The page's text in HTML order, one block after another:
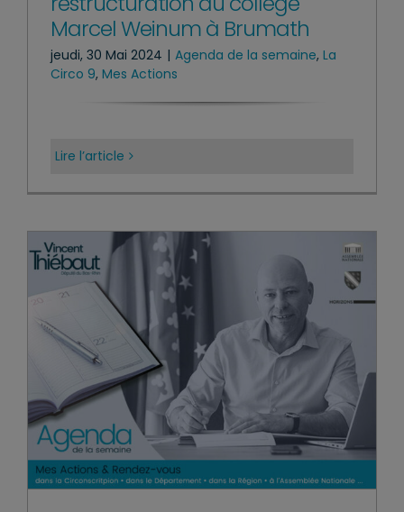
Marcel Weinum à Brumath
jeudi, 30 Mai 2024 | Agenda de la semaine, La
Circo 9, Mes Actions
Lire l’article